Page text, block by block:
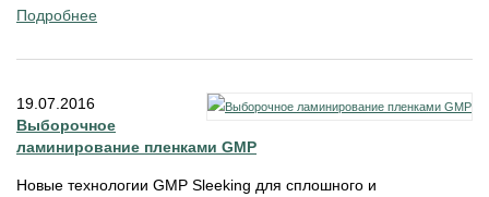
Подробнее
19.07.2016
Выборочное
ламинирование пленками GMP
Новые технологии GMP Sleeking для сплошного и